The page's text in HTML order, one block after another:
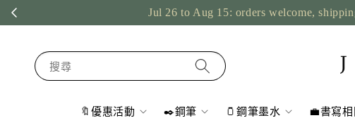
Jul 26 to Aug 15: orders welcome,
搜尋
🔖優惠活動 ✒️鋼筆 🫙鋼筆墨水 💼書寫